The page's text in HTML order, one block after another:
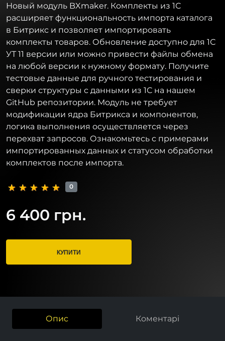
Новый модуль BXmaker. Комплекты из 1С
расширяет функциональность импорта каталога
в Битрикс и позволяет импортировать
комплекты товаров. Обновление доступно для 1С
УТ 11 версии или можно привести файлы обмена
на любой версии к нужному формату. Получите
тестовые данные для ручного тестирования и
сверки структуры с данными из 1С на нашем
GitHub репозитории. Модуль не требует
модификации ядра Битрикса и компонентов,
логика выполнения осуществляется через
перехват запросов. Ознакомьтесь с примерами
импортированных данных и статусом обработки
комплектов после импорта.
0
6 400 грн.
КУПИТИ
Опис Коментарі